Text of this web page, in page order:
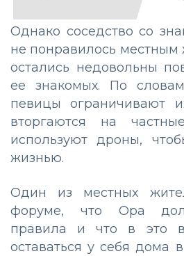
Однако соседство со
не понравилось местным
остались недовольны
ее знакомых. По
певицы ограничивают
вторгаются на
используют дроны,
жизнью.
Один из местных
форуме, что Ора
правила и что в это
оставаться у себя дома